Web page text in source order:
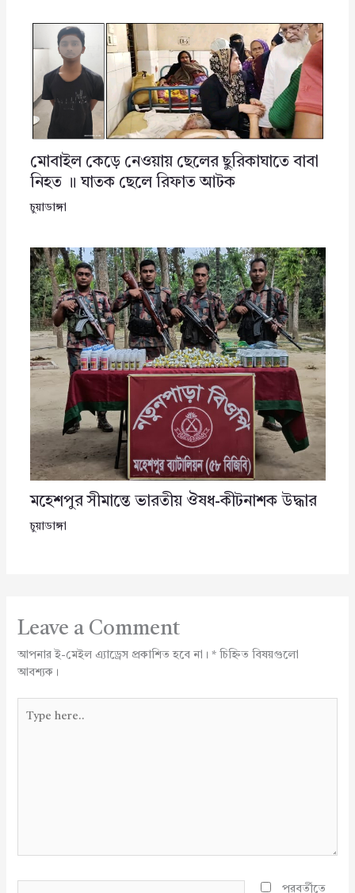
মোবাইল কেড়ে নেওয়ায় ছেলের ছুরিকাঘাতে বাবা
নিহত ॥ ঘাতক ছেলে রিফাত আটক
চুয়াডাঙ্গা
মহেশপুর সীমান্তে ভারতীয় ঔষধ-কীটনাশক উদ্ধার
চুয়াডাঙ্গা
Leave a Comment
আপনার ই-মেইল এ্যাড্রেস প্রকাশিত হবে না। *চিহ্নিত বিষয়গুলো
আবশ্যক।
here..
পরবর্তীতে